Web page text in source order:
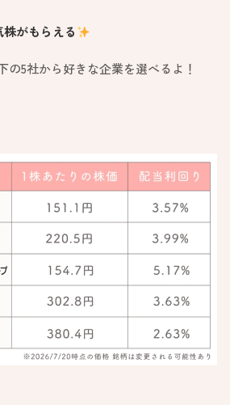
がもらえる
の5社から好きな企業を選べるよ！